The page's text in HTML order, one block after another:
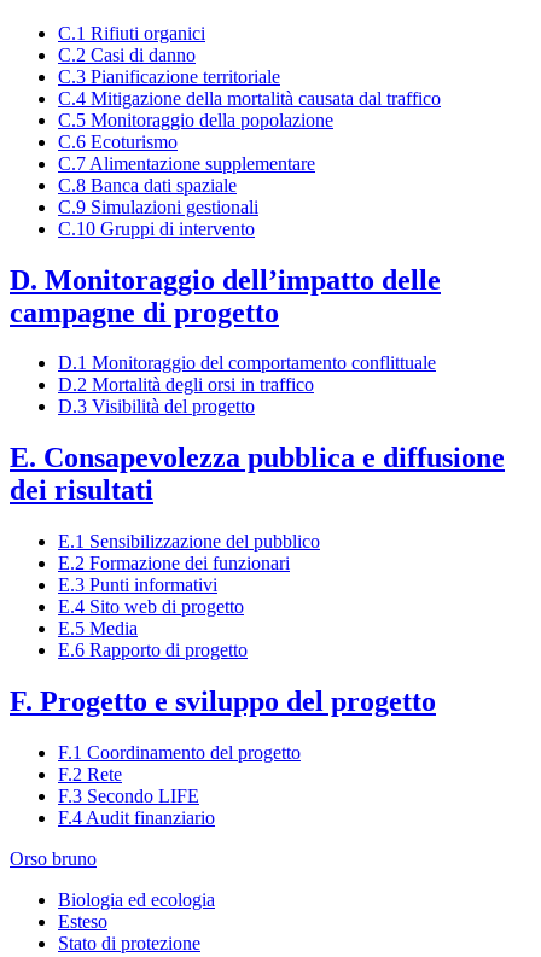
C.1 Rifiuti organici
C.2 Casi di danno
C.3 Pianificazione territoriale
C.4 Mitigazione della mortalità causata dal traffico
C.5 Monitoraggio della popolazione
C.6 Ecoturismo
C.7 Alimentazione supplementare
C.8 Banca dati spaziale
C.9 Simulazioni gestionali
C.10 Gruppi di intervento
D. Monitoraggio dell’impatto delle
campagne di progetto
D.1 Monitoraggio del comportamento conflittuale
D.2 Mortalità degli orsi in traffico
D.3 Visibilità del progetto
E. Consapevolezza pubblica e diffusione
dei risultati
E.1 Sensibilizzazione del pubblico
E.2 Formazione dei funzionari
E.3 Punti informativi
E.4 Sito web di progetto
E.5 Media
E.6 Rapporto di progetto
F. Progetto e sviluppo del progetto
F.1 Coordinamento del progetto
F.2 Rete
F.3 Secondo LIFE
F.4 Audit finanziario
Orso bruno
Biologia ed ecologia
Esteso
Stato di protezione